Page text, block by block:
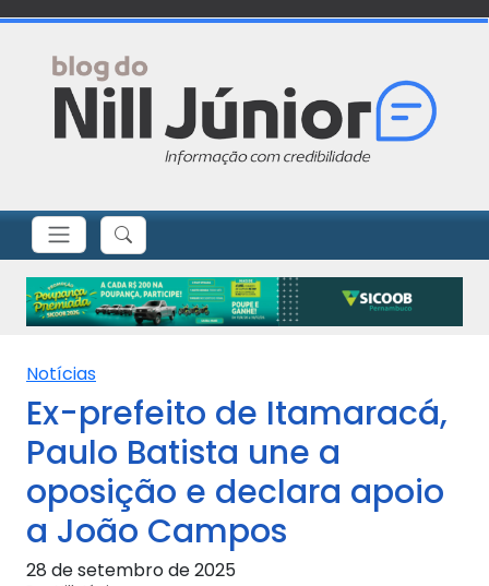
Notícias
Ex-prefeito de Itamaracá,
Paulo Batista une a
oposição e declara apoio
a João Campos
28 de setembro de 2025